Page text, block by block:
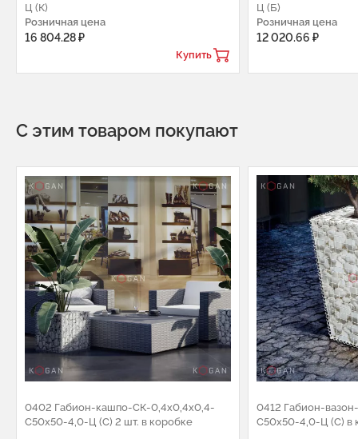
Ц (К)
Розничная цена
16 804.28 ₽
Купить
Ц (Б)
Розничная цена
12 020.66 ₽
С этим товаром покупают
0402 Габион-кашпо-СК-0,4х0,4х0,4-
С50х50-4,0-Ц (С) 2 шт. в коробке
0412 Габион-
С50х50-4,0-Ц (С) в